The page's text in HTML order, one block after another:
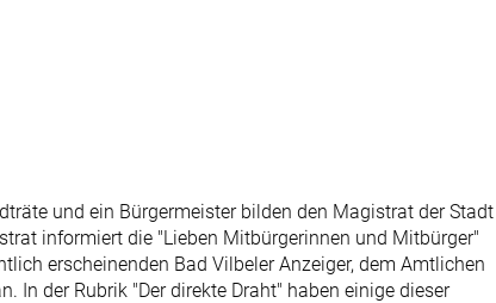
und ein Bürgermeister bilden den Magistrat der Stadt
informiert die "Lieben Mitbürgerinnen und Mitbürger"
erscheinenden Bad Vilbeler Anzeiger, dem Amtlichen
In der Rubrik "Der direkte Draht" haben einige dieser